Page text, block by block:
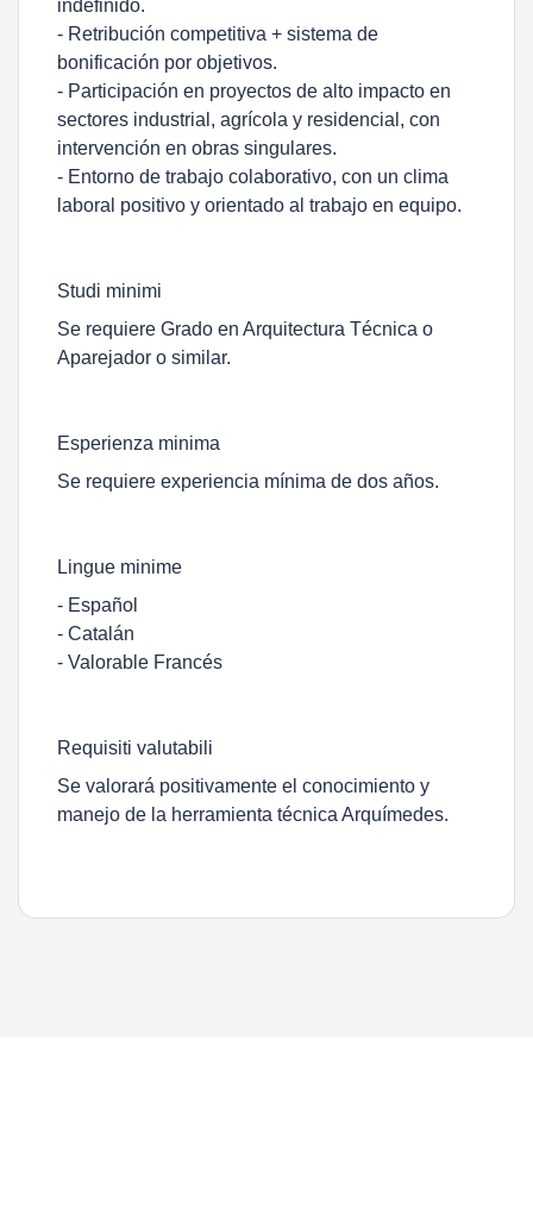
indefinido.
- Retribución competitiva + sistema de
bonificación por objetivos.
- Participación en proyectos de alto impacto en
sectores industrial, agrícola y residencial, con
intervención en obras singulares.
- Entorno de trabajo colaborativo, con un clima
laboral positivo y orientado al trabajo en equipo.
Studi minimi
Se requiere Grado en Arquitectura Técnica o
Aparejador o similar.
Esperienza minima
Se requiere experiencia mínima de dos años.
Lingue minime
- Español
- Catalán
- Valorable Francés
Requisiti valutabili
Se valorará positivamente el conocimiento y
manejo de la herramienta técnica Arquímedes.